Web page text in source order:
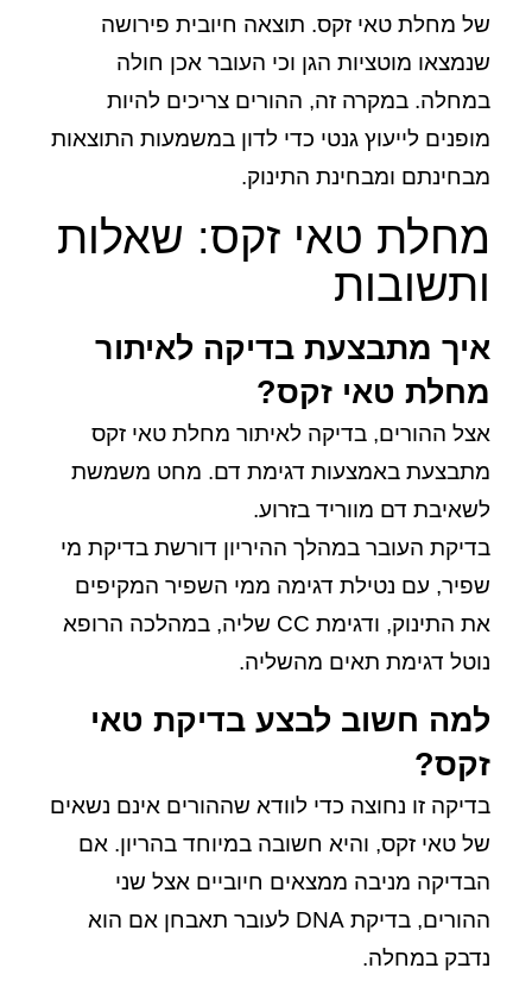
של מחלת טאי זקס. תוצאה חיובית פירושה
שנמצאו מוטציות הגן וכי העובר אכן חולה
במחלה. במקרה זה, ההורים צריכים להיות
מופנים לייעוץ גנטי כדי לדון במשמעות התוצאות
מבחינתם ומבחינת התינוק.
מחלת טאי זקס: שאלות
ותשובות
איך מתבצעת בדיקה לאיתור
מחלת טאי זקס?
אצל ההורים, בדיקה לאיתור מחלת טאי זקס
מתבצעת באמצעות דגימת דם. מחט משמשת
לשאיבת דם מווריד בזרוע.
בדיקת העובר במהלך ההיריון דורשת בדיקת מי
שפיר, עם נטילת דגימה ממי השפיר המקיפים
את התינוק, ודגימת CC שליה, במהלכה הרופא
נוטל דגימת תאים מהשליה.
למה חשוב לבצע בדיקת טאי
זקס?
בדיקה זו נחוצה כדי לוודא שההורים אינם נשאים
של טאי זקס, והיא חשובה במיוחד בהריון. אם
הבדיקה מניבה ממצאים חיוביים אצל שני
ההורים, בדיקת DNA לעובר תאבחן אם הוא
נדבק במחלה.